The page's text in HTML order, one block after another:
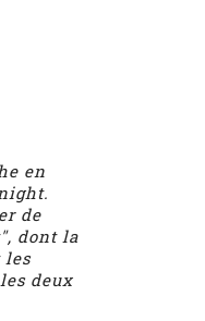
en
de
dont la
les
deux